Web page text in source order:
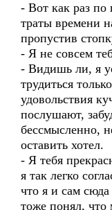
- Вот как раз по
траты времени
пропустив
- Я не совсем
- Видишь ли, я
трудиться
удовольствия
послушают,
бессмысленно,
оставить хотел.
- Я тебя
я так легко
что я и сам
тоже понял, что